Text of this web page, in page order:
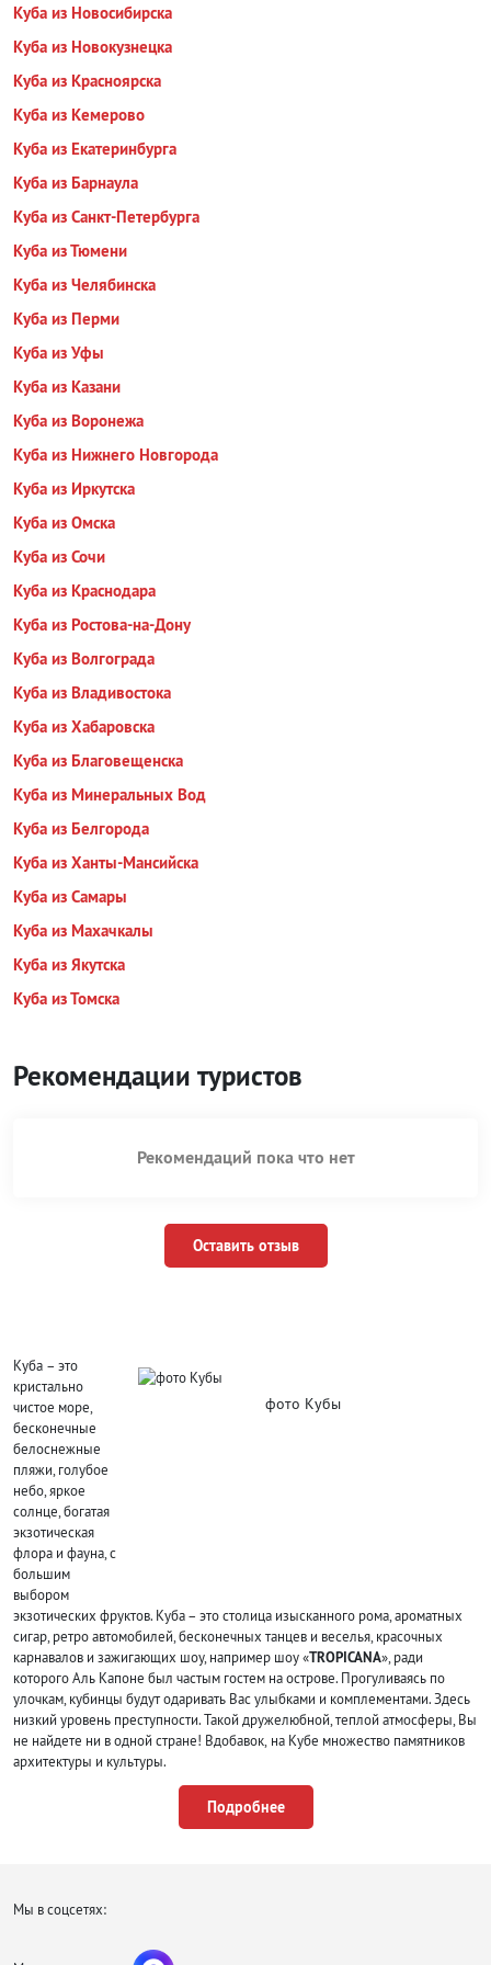
Куба из Новосибирска
Куба из Новокузнецка
Куба из Красноярска
Куба из Кемерово
Куба из Екатеринбурга
Куба из Барнаула
Куба из Санкт-Петербурга
Куба из Тюмени
Куба из Челябинска
Куба из Перми
Куба из Уфы
Куба из Казани
Куба из Воронежа
Куба из Нижнего Новгорода
Куба из Иркутска
Куба из Омска
Куба из Сочи
Куба из Краснодара
Куба из Ростова-на-Дону
Куба из Волгограда
Куба из Владивостока
Куба из Хабаровска
Куба из Благовещенска
Куба из Минеральных Вод
Куба из Белгорода
Куба из Ханты-Мансийска
Куба из Самары
Куба из Махачкалы
Куба из Якутска
Куба из Томска
Рекомендации туристов
Рекомендаций пока что нет
Оставить отзыв
фото Кубы
Куба – это
кристально
чистое море,
бесконечные
белоснежные
пляжи, голубое
небо, яркое
солнце, богатая
экзотическая
флора и фауна, с
большим
выбором
экзотических фруктов. Куба – это столица изысканного рома, ароматных
сигар, ретро автомобилей, бесконечных танцев и веселья, красочных
карнавалов и зажигающих шоу, например шоу «TROPICANA», ради
которого Аль Капоне был частым гостем на острове. Прогуливаясь по
улочкам, кубинцы будут одаривать Вас улыбками и комплементами. Здесь
низкий уровень преступности. Такой дружелюбной, теплой атмосферы, Вы
не найдете ни в одной стране! Вдобавок, на Кубе множество памятников
архитектуры и культуры.
Погода на Кубе когда ехать отдыхать?
устраивать себе
Подробнее
Мы в соцсетях: